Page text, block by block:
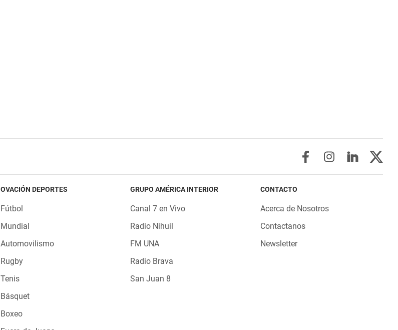
OVACIÓN DEPORTES
Fútbol
Mundial
Automovilismo
Rugby
Tenis
Básquet
Boxeo
GRUPO AMÉRICA INTERIOR
Canal 7 en Vivo
Radio Nihuil
FM UNA
Radio Brava
San Juan 8
CONTACTO
Acerca de Nosotros
Contactanos
Newsletter